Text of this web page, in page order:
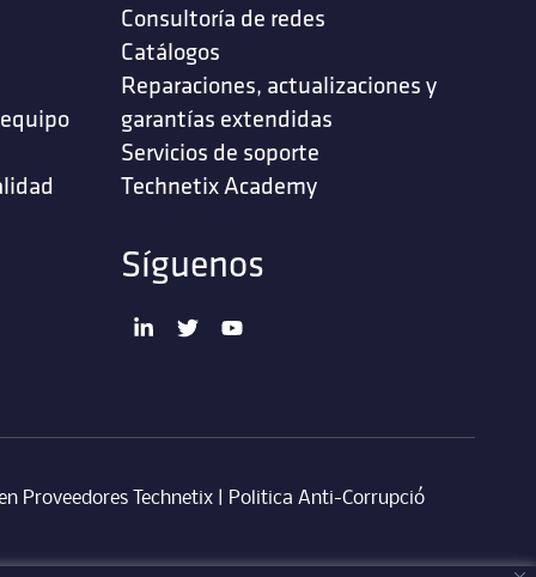
‎Consultoría de redes‎
Catálogos
Reparaciones, actualizaciones y
garantías extendidas
Servicios de soporte ‎
Technetix Academy
Síguenos
Proveedores Technetix| Politica Anti-Corrupció